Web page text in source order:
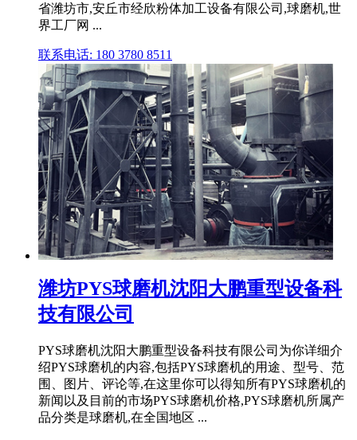
省潍坊市,安丘市经欣粉体加工设备有限公司,球磨机,世
界工厂网 ...
联系电话: 180 3780 8511
潍坊PYS球磨机沈阳大鹏重型设备科
技有限公司
PYS球磨机沈阳大鹏重型设备科技有限公司为你详细介
绍PYS球磨机的内容,包括PYS球磨机的用途、型号、范
围、图片、评论等,在这里你可以得知所有PYS球磨机的
新闻以及目前的市场PYS球磨机价格,PYS球磨机所属产
品分类是球磨机,在全国地区 ...